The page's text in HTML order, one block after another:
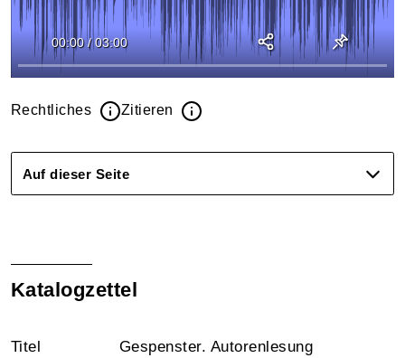
00:00 / 03:00
Rechtliches Zitieren
Auf dieser Seite
Katalogzettel
Titel
Gespenster. Autorenlesung